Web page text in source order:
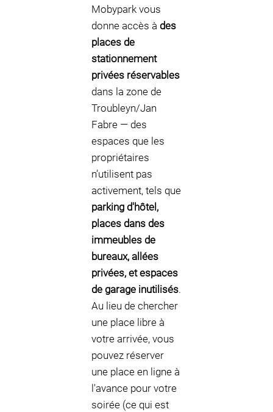
Mobypark vous
donne accès à des
places de
stationnement
privées réservables
dans la zone de
Troubleyn/Jan
Fabre — des
espaces que les
propriétaires
n’utilisent pas
activement, tels que
parking d'hôtel,
places dans des
immeubles de
bureaux, allées
privées, et espaces
de garage inutilisés.
Au lieu de chercher
une place libre à
votre arrivée, vous
pouvez réserver
une place en ligne à
l'avance pour votre
soirée (ce qui est